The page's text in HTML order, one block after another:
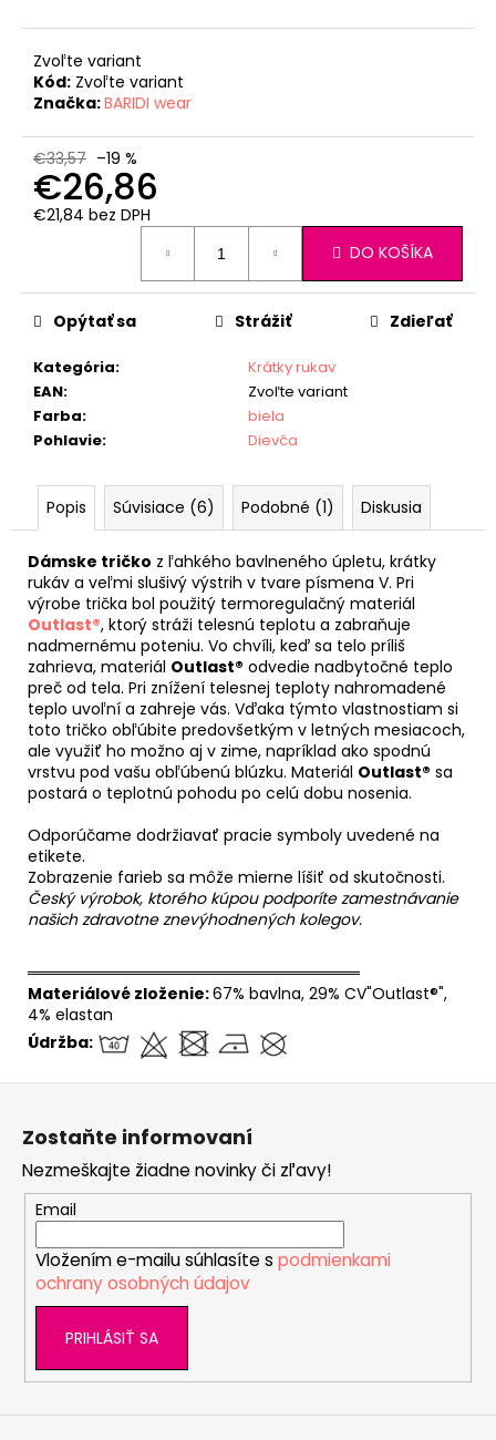
Zvoľte variant
Kód: Zvoľte variant
Značka:BARIDI wear
€33,57 –19 %
€26,86
€21,84 bez DPH
DO KOŠÍKA
Kategória:
Krátky rukav
EAN:
Zvoľte variant
Farba:
biela
Pohlavie: Dievča
Opýtať sa Strážiť Zdieľať
Popis Súvisiace (6) Podobné (1) Diskusia
Dámske tričko z ľahkého bavlneného úpletu, krátky
rukáv a veľmi slušivý výstrih v tvare písmena V. Pri
výrobe trička bol použitý termoregulačný materiál
Outlast®, ktorý stráži telesnú teplotu a zabraňuje
nadmernému poteniu. Vo chvíli, keď sa telo príliš
zahrieva, materiál Outlast® odvedie nadbytočné teplo
preč od tela. Pri znížení telesnej teploty nahromadené
teplo uvoľní a zahreje vás. Vďaka týmto vlastnostiam si
toto tričko obľúbite predovšetkým v letných mesiacoch,
ale využiť ho možno aj v zime, napríklad ako spodnú
vrstvu pod vašu obľúbenú blúzku. Materiál Outlast® sa
postará o teplotnú pohodu po celú dobu nosenia.
Odporúčame dodržiavať pracie symboly uvedené na
etikete.
Zobrazenie farieb sa môže mierne líšiť od skutočnosti.
Český výrobok, ktorého kúpou podporíte zamestnávanie
našich zdravotne znevýhodnených kolegov.
══════════════════════════════
Materiálové zloženie:67% bavlna, 29% CV"Outlast®",
4% elastan
Údržba:
Zostaňte informovaní
Nezmeškajte žiadne novinky či zľavy!
Email
Vložením e-mailu súhlasíte s podmienkami
ochrany osobných údajov
PRIHLÁSIŤ SA